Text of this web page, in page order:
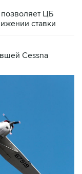
ЦБ
ставки
Cessna